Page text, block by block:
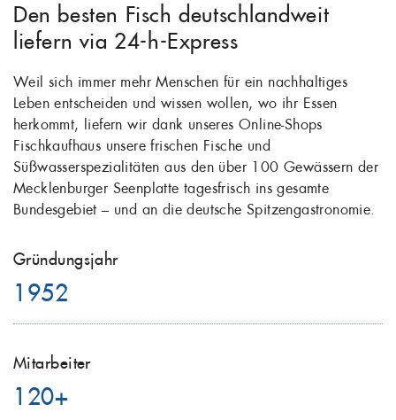
Den besten Fisch deutschlandweit
liefern via 24-h-Express
Weil sich immer mehr Menschen für ein nachhaltiges
Leben entscheiden und wissen wollen, wo ihr Essen
herkommt, liefern wir dank unseres Online-Shops
Fischkaufhaus unsere frischen Fische und
Süßwasserspezialitäten aus den über 100 Gewässern der
Mecklenburger Seenplatte tagesfrisch ins gesamte
Bundesgebiet – und an die deutsche Spitzengastronomie.
Gründungsjahr
1952
Mitarbeiter
120+